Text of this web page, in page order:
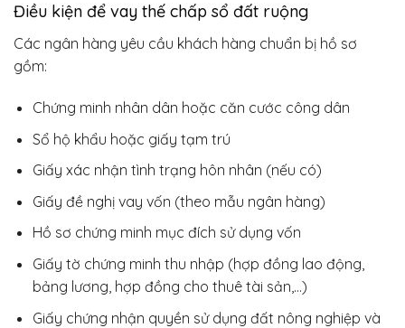
Điều kiện để vay thế chấp sổ đất ruộng
Các ngân hàng yêu cầu khách hàng chuẩn bị hồ sơ
gồm:
Chứng minh nhân dân hoặc căn cước công dân
Sổ hộ khẩu hoặc giấy tạm trú
Giấy xác nhận tình trạng hôn nhân (nếu có)
Giấy đề nghị vay vốn (theo mẫu ngân hàng)
Hồ sơ chứng minh mục đích sử dụng vốn
Giấy tờ chứng minh thu nhập (hợp đồng lao động,
bảng lương, hợp đồng cho thuê tài sản,…)
Giấy chứng nhận quyền sử dụng đất nông nghiệp và